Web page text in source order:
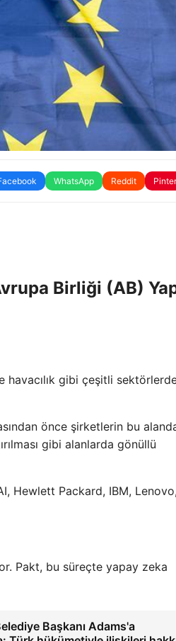
WhatsApp Reddit
Birliği (AB)
gibi çeşitli
önce şirketlerin bu
gibi alanlarda gönüllü
Hewlett Packard, IBM, Lenovo,
Pakt, bu süreçte yapay zeka
Başkanı Adams'a